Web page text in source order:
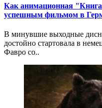
Как анимационная
успешным фильмом в
В минувшие выходные
достойно стартовала в
Фавро со..